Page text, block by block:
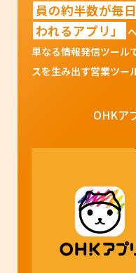
員の約半数が毎
われるアプリ」
単なる情報発信ツール
スを生み出す営業ツー
OHKア